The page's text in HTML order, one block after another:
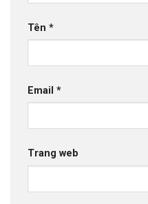
Tên *
Email *
Trang web